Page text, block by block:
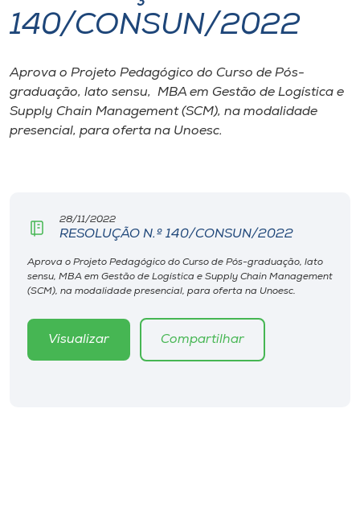
I.nova
Diplomados
Cultura
Biblioteca
Editora
Rádio
140/CONSUN/2022
Aprova o Projeto Pedagógico do Curso de Pós-
graduação, lato sensu, MBA em Gestão de Logística e
Supply Chain Management (SCM), na modalidade
presencial, para oferta na Unoesc.
28/11/2022
RESOLUÇÃO N.º 140/CONSUN/2022
Aprova o Projeto Pedagógico do Curso de Pós-graduação, lato
sensu, MBA em Gestão de Logística e Supply Chain Management
(SCM), na modalidade presencial, para oferta na Unoesc.
Visualizar Compartilhar